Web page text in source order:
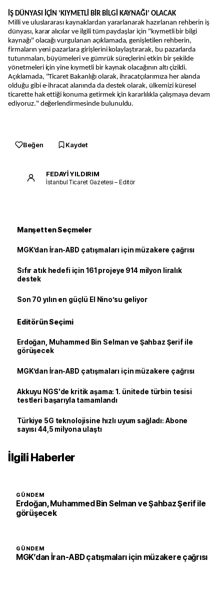
İŞ DÜNYASI İÇİN ‘KIYMETLİ BİR BİLGİ KAYNAĞI’ OLACAK
Milli ve uluslararası kaynaklardan yararlanarak hazırlanan rehberin iş
dünyası, karar alıcılar ve ilgili tüm paydaşlar için "kıymetli bir bilgi
kaynağı" olacağı vurgulanan açıklamada, genişletilen rehberin,
firmaların yeni pazarlara girişlerini kolaylaştırarak, bu pazarlarda
tutunmaları, büyümeleri ve gümrük süreçlerini etkin bir şekilde
yönetmeleri için yine kıymetli bir kaynak olacağının altı çizildi.
Açıklamada, "Ticaret Bakanlığı olarak, ihracatçılarımıza her alanda
olduğu gibi e-ihracat alanında da destek olarak, ülkemizi küresel
ticarette hak ettiği konuma getirmek için kararlılıkla çalışmaya devam
ediyoruz." değerlendirmesinde bulunuldu.
Beğen Kaydet
FEDAYİ YILDIRIM
İstanbul Ticaret Gazetesi – Editör
Manşetten Seçmeler
MGK’dan İran-ABD çatışmaları için müzakere çağrısı
Sıfır atık hedefi için 161 projeye 914 milyon liralık
destek
Son 70 yılın en güçlü El Nino’su geliyor
Editörün Seçimi
Erdoğan, Muhammed Bin Selman ve Şahbaz Şerif ile
görüşecek
MGK’dan İran-ABD çatışmaları için müzakere çağrısı
Akkuyu NGS'de kritik aşama: 1. ünitede türbin tesisi
testleri başarıyla tamamlandı
Türkiye 5G teknolojisine hızlı uyum sağladı: Abone
sayısı 44,5 milyona ulaştı
İlgili Haberler
GÜNDEM
Erdoğan, Muhammed Bin Selman ve Şahbaz Şerif ile
görüşecek
GÜNDEM
MGK’dan İran-ABD çatışmaları için müzakere çağrısı